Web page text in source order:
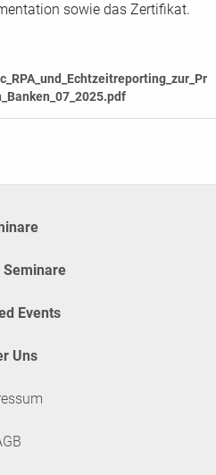
sowie das Zertifikat.
Seminare
Events
Uns